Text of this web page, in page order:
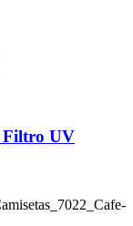
Filtro UV